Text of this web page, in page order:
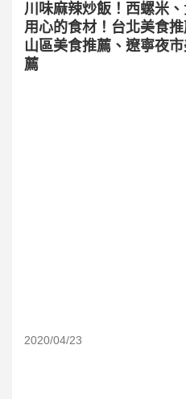
川味麻辣炒飯！西螺米
用心的食材！台北美食
山區美食推薦、遼寧夜
薦
2020/04/23